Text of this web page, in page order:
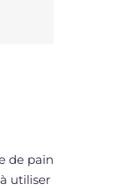
de pain
utiliser